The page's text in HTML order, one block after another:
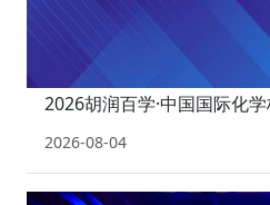
2026胡润百学·中国国际化
2026-08-04